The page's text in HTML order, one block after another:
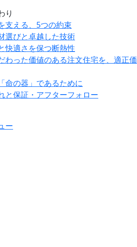
り
支える、5つの約束
選びと卓越した技術
快適さを保つ断熱性
わった価値のある注文住宅を、適正価
命の器」であるために
と保証・アフターフォロー
ー